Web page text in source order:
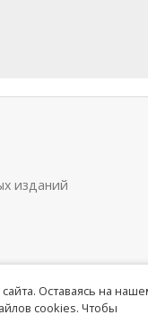
изданий
Оставаясь на
cookies. Чтобы